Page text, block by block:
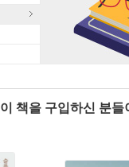
이 책을 구입하신 분